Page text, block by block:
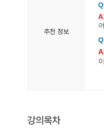
추천 정보
강의목차